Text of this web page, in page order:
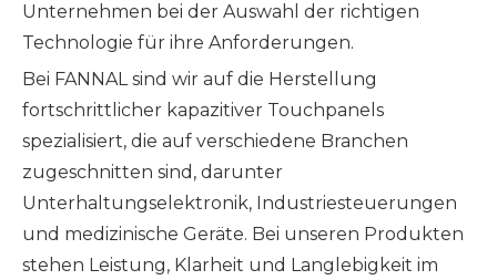
Unternehmen bei der Auswahl der richtigen
Technologie für ihre Anforderungen.
Bei FANNAL sind wir auf die Herstellung
fortschrittlicher kapazitiver Touchpanels
spezialisiert, die auf verschiedene Branchen
zugeschnitten sind, darunter
Unterhaltungselektronik, Industriesteuerungen
und medizinische Geräte. Bei unseren Produkten
stehen Leistung, Klarheit und Langlebigkeit im